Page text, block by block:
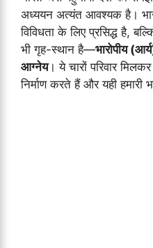
अध्ययन अत्यंत आवश्यक है।
विविधता के लिए प्रसिद्ध है,
भी गृह-स्थान है—भारोपीय
आग्नेय। ये चारों परिवार
निर्माण करते हैं और यही हमारी